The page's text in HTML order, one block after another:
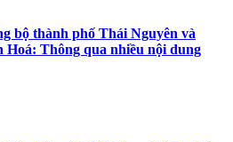
bộ thành phố Thái Nguyên và
Thông qua nhiều nội dung